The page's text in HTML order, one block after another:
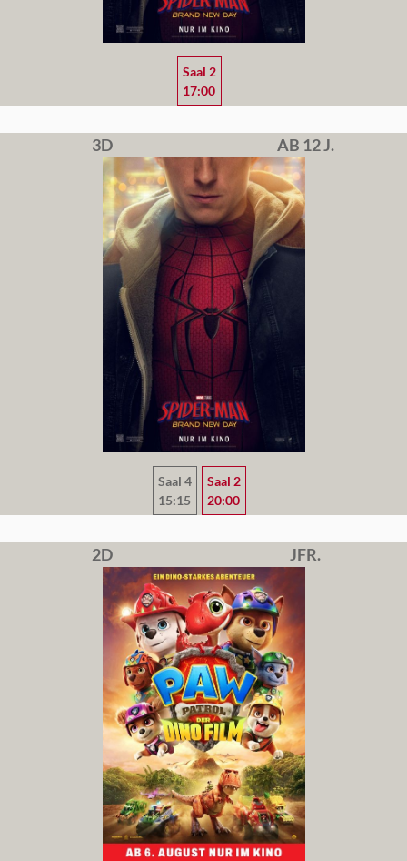
Saal 2
17:00
3D AB 12 J.
Saal 4
15:15
Saal 2
20:00
2D JFR.